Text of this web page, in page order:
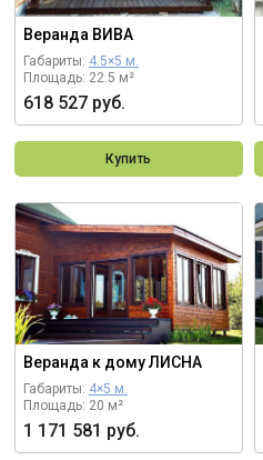
Веранда ВИВА
Габариты: 4.5×5 м.
Площадь: 22.5 м²
618 527 руб.
Купить
Веранда к дому ЛИСНА
Габариты: 4×5 м.
Площадь: 20 м²
1 171 581 руб.